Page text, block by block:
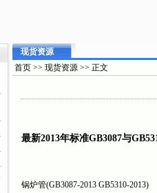
现货资源
首页 >> 现货资源 >> 正文
最新2013年标准GB3087与
锅炉管(GB3087-2013 GB5310-2013)